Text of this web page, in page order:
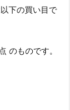
下の買い目で
のものです。